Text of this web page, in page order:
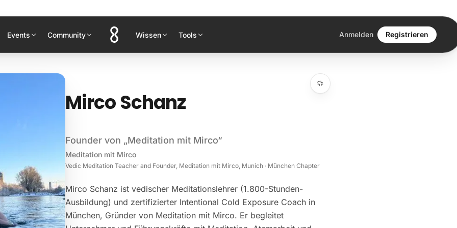
Events Community Wissen Tools Anmelden Registrieren
Mirco Schanz
Founder von „Meditation mit Mirco“
Meditation mit Mirco
Vedic Meditation Teacher and Founder, Meditation mit Mirco, Munich · München Chapter
Mirco Schanz ist vedischer Meditationslehrer (1.800-Stunden-
Ausbildung) und zertifizierter Intentional Cold Exposure Coach in
München, Gründer von Meditation mit Mirco. Er begleitet